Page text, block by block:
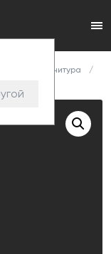
фурнитура